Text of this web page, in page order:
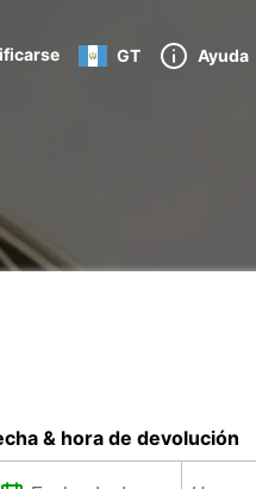
GT Ayuda
& hora de devolución